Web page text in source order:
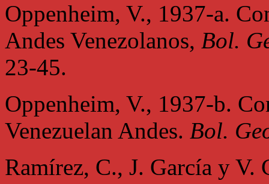
Oppenheim, V., 1937-a.
Andes Venezolanos, Bol.
23-45.
Oppenheim, V., 1937-b.
Venezuelan Andes. Bol.
Ramírez, C., J. García y V.